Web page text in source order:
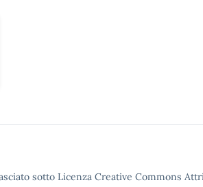
sotto Licenza Creative Commons